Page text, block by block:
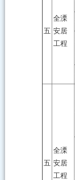
五
全溧
安居
工程
五
全溧
安居
工程